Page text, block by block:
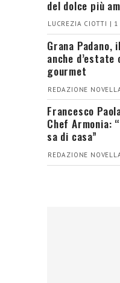
del dolce più
LUCREZIA CIOTTI |
Grana
anche
gourmet
REDAZIONE
Francesco
Chef Armonia:
sa di casa”
REDAZIONE